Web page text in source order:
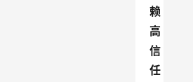
赖
高
信
任